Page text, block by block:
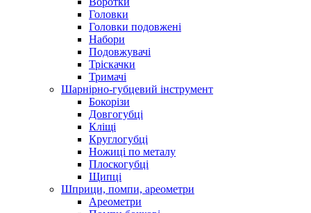
Головки
Головки подовжені
Набори
Подовжувачі
Тріскачки
Тримачі
Шарнірно-губцевий інструмент
Бокорізи
Довгогубці
Кліщі
Круглогубці
Ножиці по металу
Плоскогубці
Щипці
Шприци, помпи, ареометри
Ареометри